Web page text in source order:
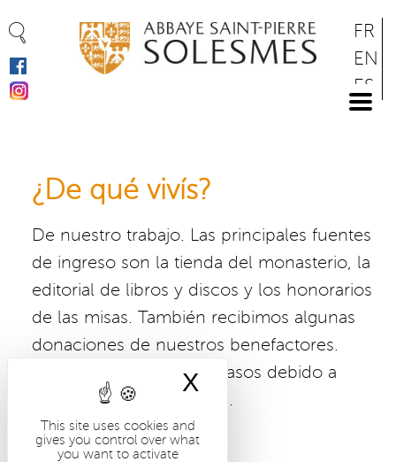
This site uses cookies and
gives you control over what
you want to activate
X Hide cookie
to
main
FR
EN
ES
DE
¿De qué vivís?
De nuestro trabajo. Las principales fuentes
de ingreso son la tienda del monasterio, la
editorial de libros y discos y los honorarios
de las misas. También recibimos algunas
donaciones de nuestros benefactores.
Nuestros gastos son escasos debido a
nuestro voto de pobreza.